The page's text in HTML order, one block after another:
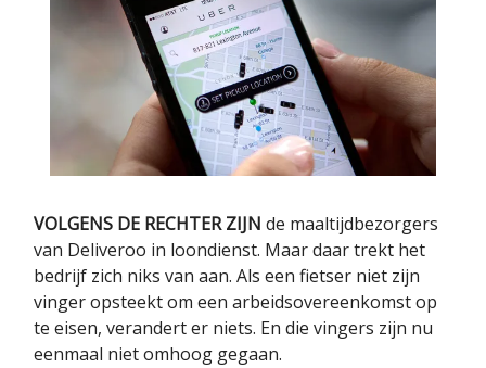
VOLGENS DE RECHTER ZIJN de maaltijdbezorgers
van Deliveroo in loondienst. Maar daar trekt het
bedrijf zich niks van aan. Als een fietser niet zijn
vinger opsteekt om een arbeidsovereenkomst op
te eisen, verandert er niets. En die vingers zijn nu
eenmaal niet omhoog gegaan.